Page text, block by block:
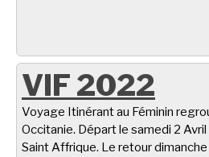
VIF 2022
Voyage Itinérant au Féminin
Occitanie. Départ le samedi 2
Saint Affrique. Le retour dimanche